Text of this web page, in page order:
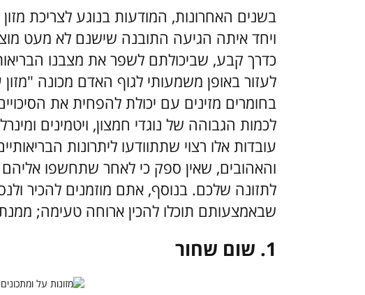
בשנים האחרונות, המודעות בנוגע לצריכת
ויחד איתה הגיעה התובנה שישנם לא מעט
כדרך קבע, שביכולתם לשפר את מצבנו
לעזור באופן משמעותי לגוף האדם מכונה
בחומרים מזינים עם יכולת להפחית את
לכמות הגבוהה של נוגדי חמצון, ויטמינים
והאהובים, שאין ספק כי לאחר שתחשפו
לתזונה שלכם. בנוסף, אתם מוזמנים להכיר
שבאמצעותם תוכלו להכין ארוחה טעימה;
1. שום שחור